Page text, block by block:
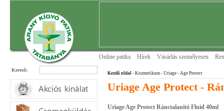
Online patika Hírek Vásárlás személyesen
Keresõ:
Kezdõ oldal - Kozmetikum - Uriage - Age Protect
Uriage Age Protect -
Uriage Age Protect Ránctalanító Fluid 40ml